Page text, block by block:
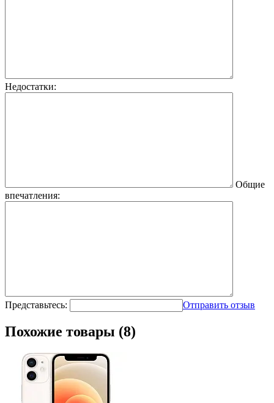
Недостатки:
Общие
впечатления:
Представьтесь: Отправить отзыв
Похожие товары (8)